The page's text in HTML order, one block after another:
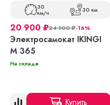
30
км/ч 30 км
20 900 ₽24 900₽-16%
Электросамокат IKINGI
M 365
На складе
Купить